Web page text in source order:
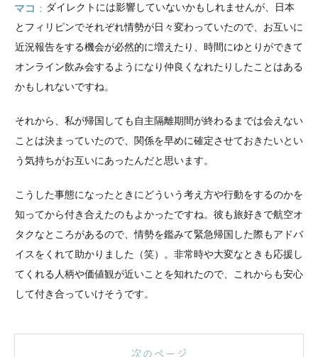
マコ
ダイレクトには影響していないかもしれませんが、日本
とフィリピンでそれぞれ情勢が日々変わっていたので、お互いに
近況報告をする機会が必然的に増えたり、時間にゆとりができて
オンライン飲み会するようになり仲良くなれたりしたことはある
かもしれないですね。
それから、私が帰国しても自主隔離期間が終わるまでは会えない
ことは決まっていたので、関係を早めに確定させておきたいとい
う気持ちがお互いにあったんだと思います。
こうした事態になったときにどういう考え方や行動をするのかを
知ってから付き合えたのもよかったですね。彼も旅好きで航空オ
タクなところがあるので、情勢を鑑みて緊急帰国した際もアドバ
イスをくれて助かりました（笑）。非常時や大変なときも応援し
てくれる人柄や価値観が近いことを知れたので、これからも安心
して付き合っていけそうです。
次のページ